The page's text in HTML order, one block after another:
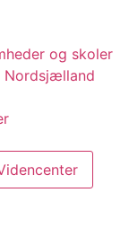
og skoler
Nordsjælland